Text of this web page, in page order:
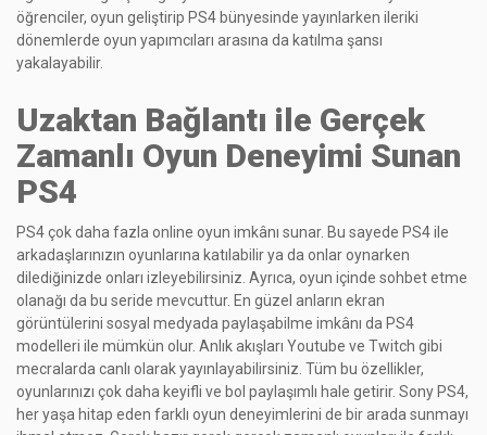
öğrenciler, oyun geliştirip PS4 bünyesinde yayınlarken ileriki
dönemlerde oyun yapımcıları arasına da katılma şansı
yakalayabilir.
Uzaktan Bağlantı ile Gerçek
Zamanlı Oyun Deneyimi Sunan
PS4
PS4 çok daha fazla online oyun imkânı sunar. Bu sayede PS4 ile
arkadaşlarınızın oyunlarına katılabilir ya da onlar oynarken
dilediğinizde onları izleyebilirsiniz. Ayrıca, oyun içinde sohbet etme
olanağı da bu seride mevcuttur. En güzel anların ekran
görüntülerini sosyal medyada paylaşabilme imkânı da PS4
modelleri ile mümkün olur. Anlık akışları Youtube ve Twitch gibi
mecralarda canlı olarak yayınlayabilirsiniz. Tüm bu özellikler,
oyunlarınızı çok daha keyifli ve bol paylaşımlı hale getirir. Sony PS4,
her yaşa hitap eden farklı oyun deneyimlerini de bir arada sunmayı